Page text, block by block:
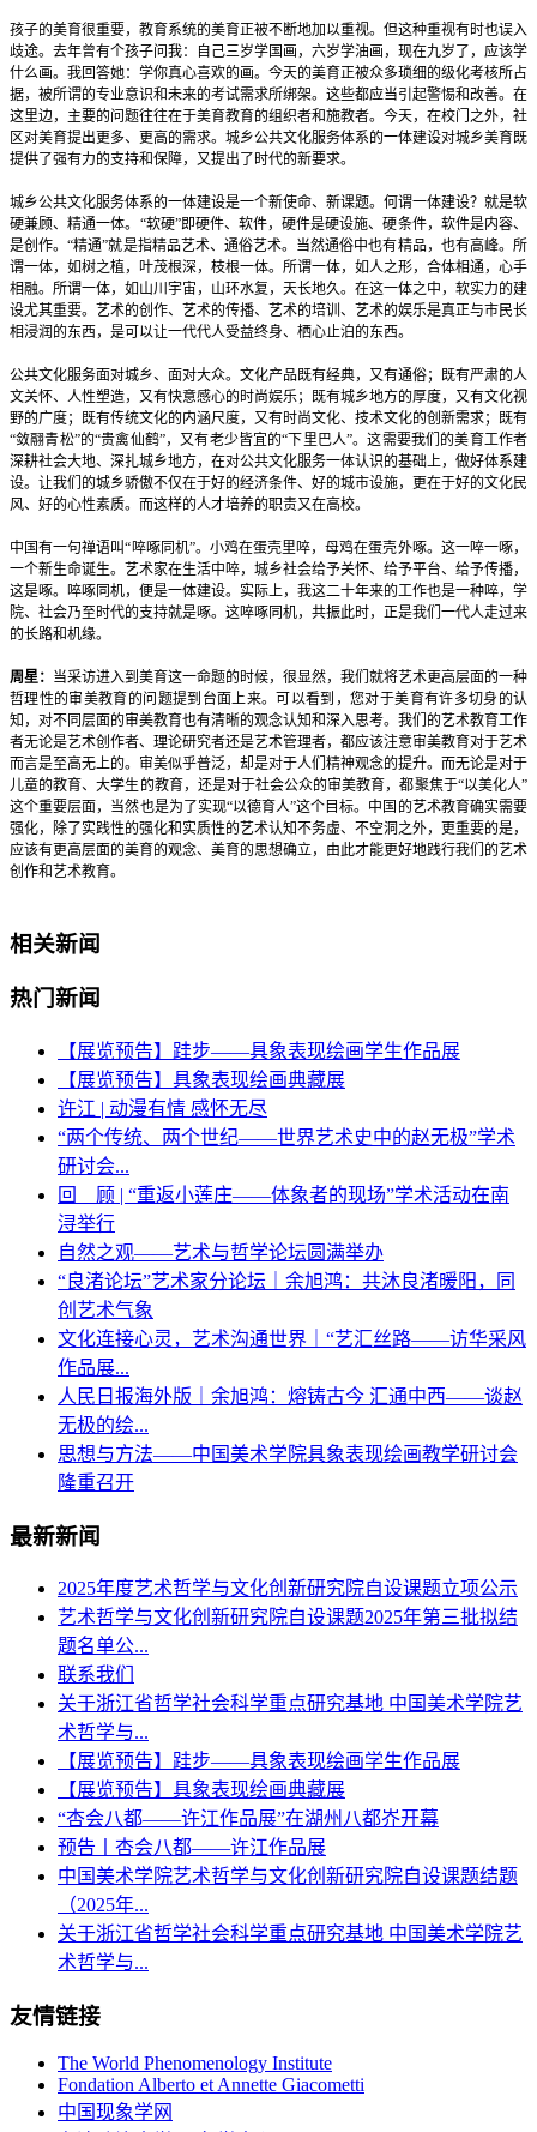
孩子的美育很重要，教育系统的美育正被不断地加以重视。但这种重视有时也误入
歧途。去年曾有个孩子问我：自己三岁学国画，六岁学油画，现在九岁了，应该学
什么画。我回答她：学你真心喜欢的画。今天的美育正被众多琐细的级化考核所占
据，被所谓的专业意识和未来的考试需求所绑架。这些都应当引起警惕和改善。在
这里边，主要的问题往往在于美育教育的组织者和施教者。今天，在校门之外，社
区对美育提出更多、更高的需求。城乡公共文化服务体系的一体建设对城乡美育既
提供了强有力的支持和保障，又提出了时代的新要求。
城乡公共文化服务体系的一体建设是一个新使命、新课题。何谓一体建设？就是软
硬兼顾、精通一体。“软硬”即硬件、软件，硬件是硬设施、硬条件，软件是内容、
是创作。“精通”就是指精品艺术、通俗艺术。当然通俗中也有精品，也有高峰。所
谓一体，如树之植，叶茂根深，枝根一体。所谓一体，如人之形，合体相通，心手
相融。所谓一体，如山川宇宙，山环水复，天长地久。在这一体之中，软实力的建
设尤其重要。艺术的创作、艺术的传播、艺术的培训、艺术的娱乐是真正与市民长
相浸润的东西，是可以让一代代人受益终身、栖心止泊的东西。
公共文化服务面对城乡、面对大众。文化产品既有经典，又有通俗；既有严肃的人
文关怀、人性塑造，又有快意感心的时尚娱乐；既有城乡地方的厚度，又有文化视
野的广度；既有传统文化的内涵尺度，又有时尚文化、技术文化的创新需求；既有
“敛翮青松”的“贵禽仙鹤”，又有老少皆宜的“下里巴人”。这需要我们的美育工作者
深耕社会大地、深扎城乡地方，在对公共文化服务一体认识的基础上，做好体系建
设。让我们的城乡骄傲不仅在于好的经济条件、好的城市设施，更在于好的文化民
风、好的心性素质。而这样的人才培养的职责又在高校。
中国有一句禅语叫“啐啄同机”。小鸡在蛋壳里啐，母鸡在蛋壳外啄。这一啐一啄，
一个新生命诞生。艺术家在生活中啐，城乡社会给予关怀、给予平台、给予传播，
这是啄。啐啄同机，便是一体建设。实际上，我这二十年来的工作也是一种啐，学
院、社会乃至时代的支持就是啄。这啐啄同机，共振此时，正是我们一代人走过来
的长路和机缘。
周星： 当采访进入到美育这一命题的时候，很显然，我们就将艺术更高层面的一种
哲理性的审美教育的问题提到台面上来。可以看到，您对于美育有许多切身的认
知，对不同层面的审美教育也有清晰的观念认知和深入思考。我们的艺术教育工作
者无论是艺术创作者、理论研究者还是艺术管理者，都应该注意审美教育对于艺术
而言是至高无上的。审美似乎普泛，却是对于人们精神观念的提升。而无论是对于
儿童的教育、大学生的教育，还是对于社会公众的审美教育，都聚焦于“以美化人”
这个重要层面，当然也是为了实现“以德育人”这个目标。中国的艺术教育确实需要
强化，除了实践性的强化和实质性的艺术认知不务虚、不空洞之外，更重要的是，
应该有更高层面的美育的观念、美育的思想确立，由此才能更好地践行我们的艺术
创作和艺术教育。
相关新闻
热门新闻
【展览预告】跬步——具象表现绘画学生作品展
【展览预告】具象表现绘画典藏展
许江 | 动漫有情 感怀无尽
“两个传统、两个世纪——世界艺术史中的赵无极”学术
研讨会...
回 顾 | “重返小莲庄——体象者的现场”学术活动在南
浔举行
自然之观——艺术与哲学论坛圆满举办
“良渚论坛”艺术家分论坛｜余旭鸿：共沐良渚暖阳，同
创艺术气象
文化连接心灵，艺术沟通世界｜“艺汇丝路——访华采风
作品展...
人民日报海外版｜余旭鸿：熔铸古今 汇通中西——谈赵
无极的绘...
思想与方法——中国美术学院具象表现绘画教学研讨会
隆重召开
最新新闻
2025年度艺术哲学与文化创新研究院自设课题立项公示
艺术哲学与文化创新研究院自设课题2025年第三批拟结
题名单公...
联系我们
关于浙江省哲学社会科学重点研究基地 中国美术学院艺
术哲学与...
【展览预告】跬步——具象表现绘画学生作品展
【展览预告】具象表现绘画典藏展
“杏会八都——许江作品展”在湖州八都岕开幕
预告丨杏会八都——许江作品展
中国美术学院艺术哲学与文化创新研究院自设课题结题
（2025年...
关于浙江省哲学社会科学重点研究基地 中国美术学院艺
术哲学与...
友情链接
The World Phenomenology Institute
Fondation Alberto et Annette Giacometti
中国现象学网